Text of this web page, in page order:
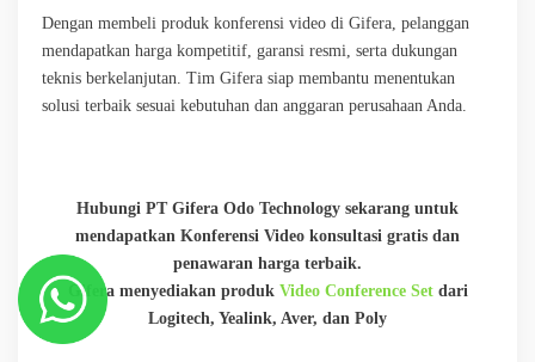
Dengan membeli produk konferensi video di Gifera, pelanggan
mendapatkan harga kompetitif, garansi resmi, serta dukungan
teknis berkelanjutan. Tim Gifera siap membantu menentukan
solusi terbaik sesuai kebutuhan dan anggaran perusahaan Anda.
Hubungi PT Gifera Odo Technology sekarang untuk
mendapatkan Konferensi Video konsultasi gratis dan
penawaran harga terbaik.
Gifera menyediakan produk Video Conference Setdari
Logitech, Yealink, Aver, dan Poly